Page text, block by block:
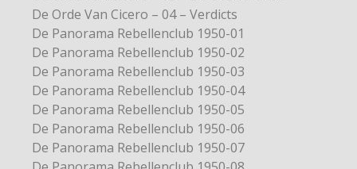
De Orde Van Cicero – 04 – Verdicts
De Panorama Rebellenclub 1950-01
De Panorama Rebellenclub 1950-02
De Panorama Rebellenclub 1950-03
De Panorama Rebellenclub 1950-04
De Panorama Rebellenclub 1950-05
De Panorama Rebellenclub 1950-06
De Panorama Rebellenclub 1950-07